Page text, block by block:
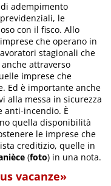
adempimento
le
con il fisco. Allo
che operano in
stagionali che
attraverso
imprese che
Ed è importante anche
alla messa in sicurezza
anti-incendio. È
quella disponibilità
le imprese che
creditizio, quelle in
(foto) in una nota.
vacanze»